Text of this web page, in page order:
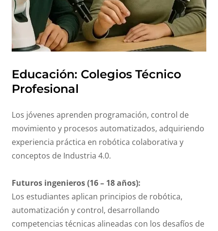
Educación: Colegios Técnico
Profesional
Los jóvenes aprenden programación, control de
movimiento y procesos automatizados, adquiriendo
experiencia práctica en robótica colaborativa y
conceptos de Industria 4.0.
Futuros ingenieros (16 – 18 años):
Los estudiantes aplican principios de robótica,
automatización y control, desarrollando
competencias técnicas alineadas con los desafíos de